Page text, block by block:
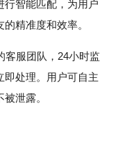
行智能匹配，为用户
精准度和效率。
客服团队，24小时监
即处理。用户可自主
泄露。